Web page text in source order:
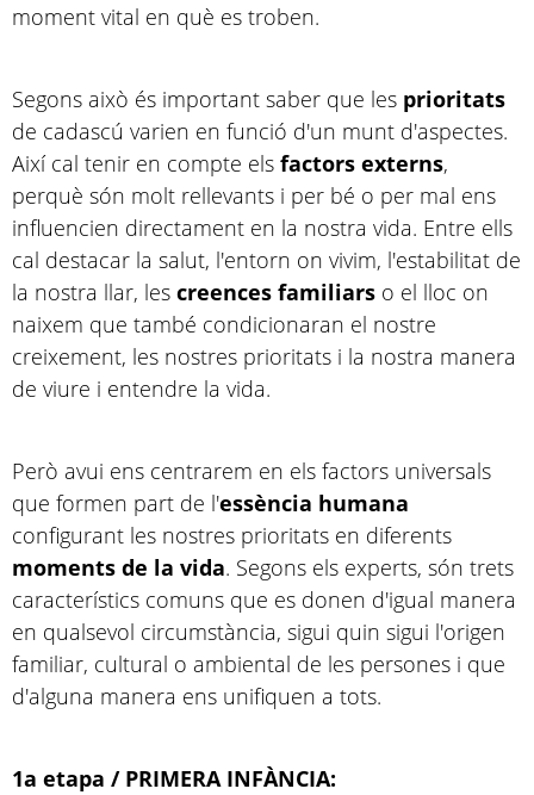
moment vital en què es troben.
Segons això és important saber que les prioritats
de cadascú varien en funció d'un munt d'aspectes.
Així cal tenir en compte els factors externs,
perquè són molt rellevants i per bé o per mal ens
influencien directament en la nostra vida. Entre ells
cal destacar la salut, l'entorn on vivim, l'estabilitat de
la nostra llar, les creences familiars o el lloc on
naixem que també condicionaran el nostre
creixement, les nostres prioritats i la nostra manera
de viure i entendre la vida.
Però avui ens centrarem en els factors universals
que formen part de l'essència humana
configurant les nostres prioritats en diferents
moments de la vida. Segons els experts, són trets
característics comuns que es donen d'igual manera
en qualsevol circumstància, sigui quin sigui l'origen
familiar, cultural o ambiental de les persones i que
d'alguna manera ens unifiquen a tots.
1a etapa / PRIMERA INFÀNCIA: